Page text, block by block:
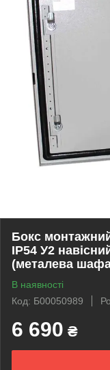
Бокс
IP54 У2
(металева
В наявності
Код: Б00050989
6 690 ₴